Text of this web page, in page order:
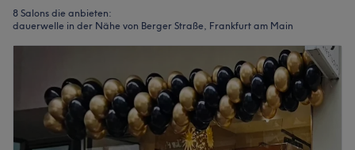
8 Salons die anbieten:
dauerwelle in der Nähe von Berger Straße, Frankfurt am Main